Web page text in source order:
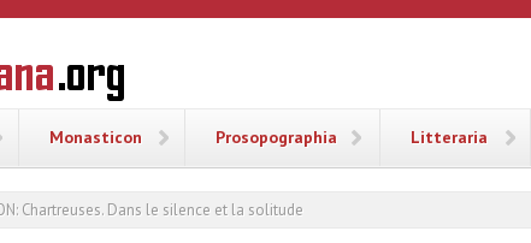
Monasticon Prosopographia Litteraria
Chartreuses. Dans le silence et la solitude